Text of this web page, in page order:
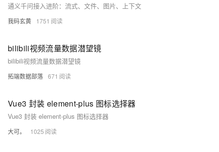
通义千问接入进阶：流式、文件、图片、上下文
我码玄黄 1751
bilibili视频流量数据潜望镜
bilibili视频流量数据潜望镜
拓端数据部落 671
Vue3 封装 element-plus 图标选择器
Vue3 封装 element-plus 图标选择器
大可。 1025